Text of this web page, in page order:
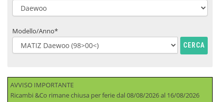
Modello/Anno*
CERCA
AVVISO IMPORTANTE
Ricambi &Co rimane chiusa per ferie dal 08/08/2026 al 16/08/2026